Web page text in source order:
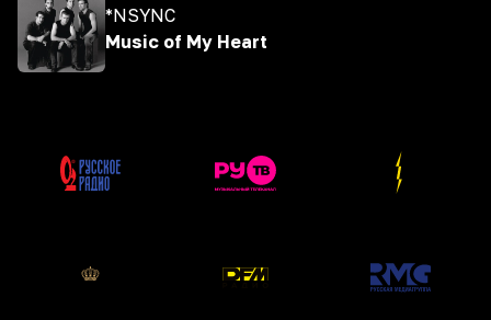
*NSYNC
Music of My Heart